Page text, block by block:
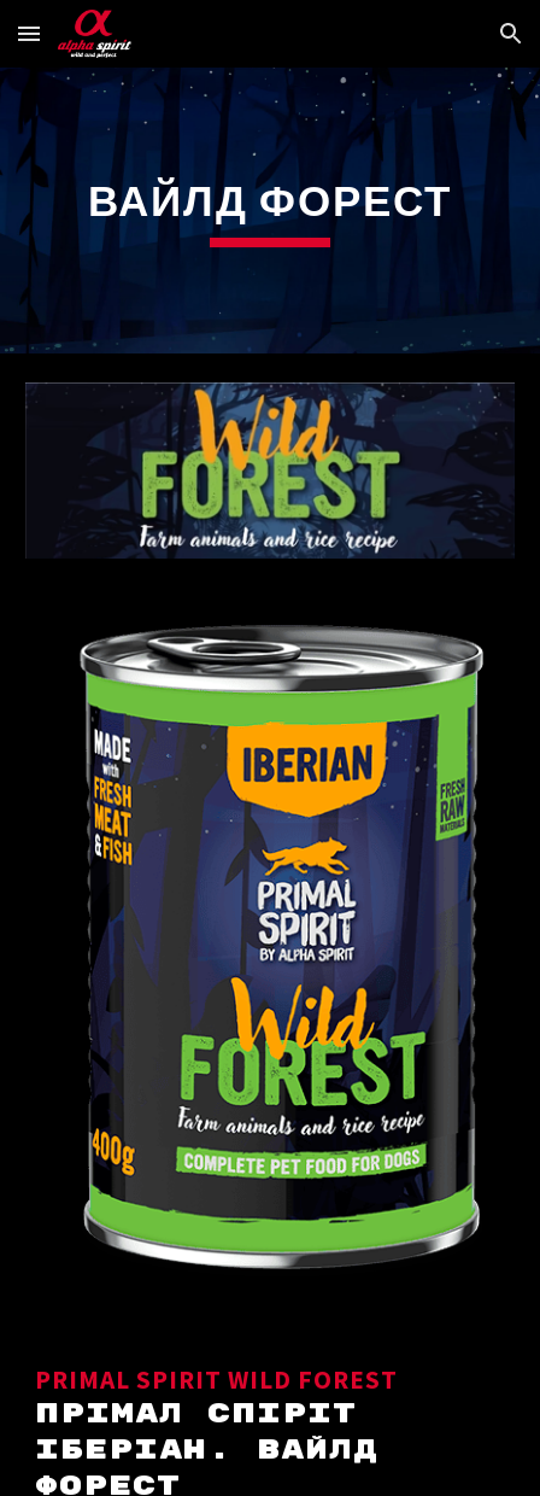
Skip to main content Skip to navigation
ВАЙЛД ФОРЕСТ
PRIMAL SPIRIT WILD FOREST
ПРІМАЛ СПІРІТ
ІБЕРІАН. ВАЙЛД
ФОРЕСТ